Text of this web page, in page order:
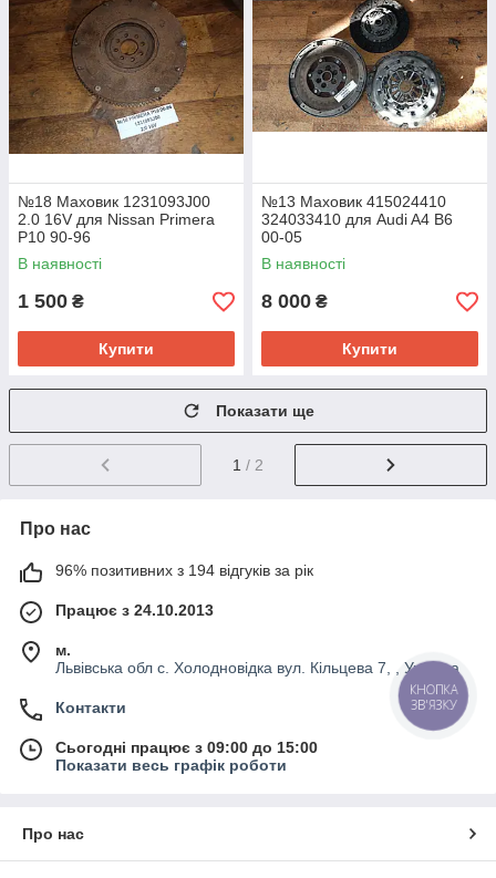
№18 Маховик 1231093J00
2.0 16V для Nissan Primera
P10 90-96
В наявності
1 500 ₴
Купити
№13 Маховик 415024410
324033410 для Audi A4 B6
00-05
В наявності
8 000 ₴
Купити
Показати ще
1 / 2
Про нас
96% позитивних з 194 відгуків за рік
Працює з 24.10.2013
м.
Львівська обл с. Холодновідка вул. Кільцева 7, , Україна
Контакти
Сьогодні працює з 09:00 до 15:00
Показати весь графік роботи
Про нас
КНОПКА
ЗВ'ЯЗКУ